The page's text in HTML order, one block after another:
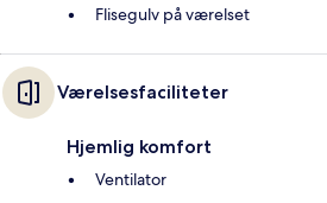
Flisegulv på værelset
Værelsesfaciliteter
Hjemlig komfort
Ventilator